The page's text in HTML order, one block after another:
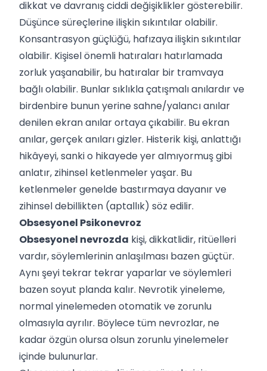
dikkat ve davranış ciddi değişiklikler gösterebilir.
Düşünce süreçlerine ilişkin sıkıntılar olabilir.
Konsantrasyon güçlüğü, hafızaya ilişkin sıkıntılar
olabilir. Kişisel önemli hatıraları hatırlamada
zorluk yaşanabilir, bu hatıralar bir tramvaya
bağlı olabilir. Bunlar sıklıkla çatışmalı anılardır ve
birdenbire bunun yerine sahne/yalancı anılar
denilen ekran anılar ortaya çıkabilir. Bu ekran
anılar, gerçek anıları gizler. Histerik kişi, anlattığı
hikâyeyi, sanki o hikayede yer almıyormuş gibi
anlatır, zihinsel ketlenmeler yaşar. Bu
ketlenmeler genelde bastırmaya dayanır ve
zihinsel debillikten (aptallık) söz edilir.
Obsesyonel Psikonevroz
Obsesyonel nevrozda kişi, dikkatlidir, ritüelleri
vardır, söylemlerinin anlaşılması bazen güçtür.
Aynı şeyi tekrar tekrar yaparlar ve söylemleri
bazen soyut planda kalır. Nevrotik yineleme,
normal yinelemeden otomatik ve zorunlu
olmasıyla ayrılır. Böylece tüm nevrozlar, ne
kadar özgün olursa olsun zorunlu yinelemeler
içinde bulunurlar.